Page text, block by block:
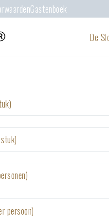
Gastenboek
De
persoon)